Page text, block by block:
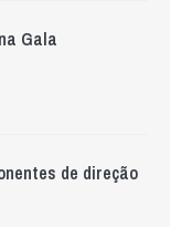
Gala
de direção